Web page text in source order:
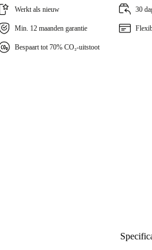
Werkt als nieuw 30
Min. 12 maanden garantie
Bespaart tot 70% CO₂-uitstoot